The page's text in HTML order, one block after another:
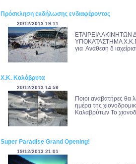
Πρόσκληση εκδήλωσης ενδιαφέροντος
20/12/2013 19:11
ΕΤΑΙΡΕΙΑ
ΥΠΟΚΑΤΑΣΤΗΜΑ
για Ανάθεση δ
Χ.Κ. Καλάβρυτα
20/12/2013 14:59
Ποιοι αναβατήρες θα
ημέρα της
Καλαβρύτων Το
Super Paradise Grand Opening!
19/12/2013 21:01